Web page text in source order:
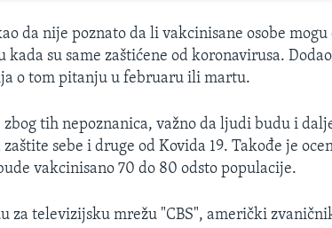
da nije poznato da li vakcinisane osobe
kada su same zaštićene od koronavirusa.
o tom pitanju u februaru ili martu.
zbog tih nepoznanica, važno da ljudi budu i
sebe i druge od Kovida 19. Takođe je
vakcinisano 70 do 80 odsto populacije.
za televizijsku mrežu "CBS", američki